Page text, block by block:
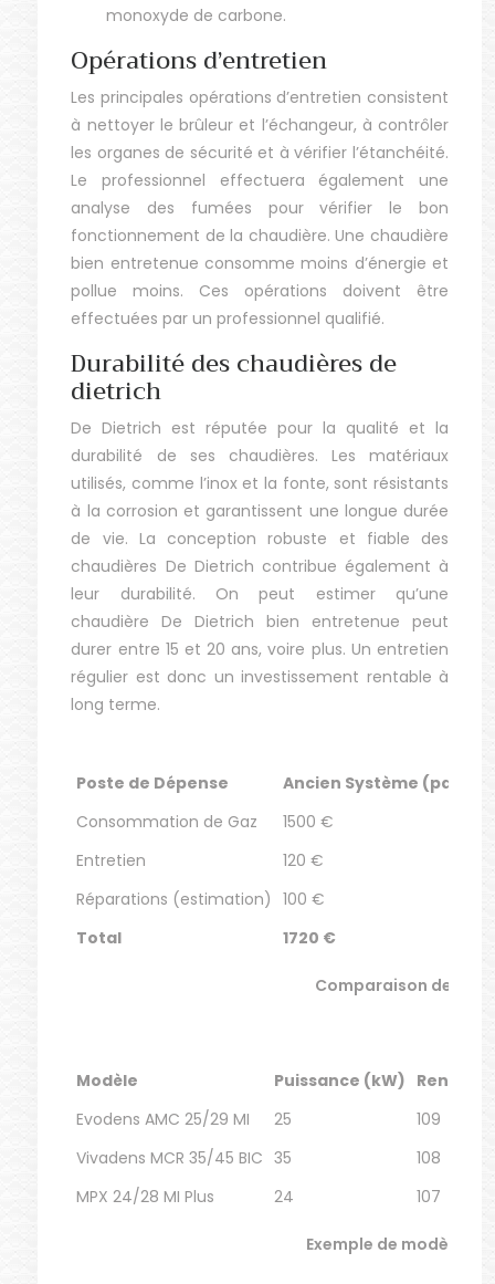
monoxyde de carbone.
Opérations d’entretien
Les principales opérations d’entretien consistent
à nettoyer le brûleur et l’échangeur, à contrôler
les organes de sécurité et à vérifier l’étanchéité.
Le professionnel effectuera également une
analyse des fumées pour vérifier le bon
fonctionnement de la chaudière. Une chaudière
bien entretenue consomme moins d’énergie et
pollue moins. Ces opérations doivent être
effectuées par un professionnel qualifié.
Durabilité des chaudières de
dietrich
De Dietrich est réputée pour la qualité et la
durabilité de ses chaudières. Les matériaux
utilisés, comme l’inox et la fonte, sont résistants
à la corrosion et garantissent une longue durée
de vie. La conception robuste et fiable des
chaudières De Dietrich contribue également à
leur durabilité. On peut estimer qu’une
chaudière De Dietrich bien entretenue peut
durer entre 15 et 20 ans, voire plus. Un entretien
régulier est donc un investissement rentable à
long terme.
Comparaison des
Poste de Dépense
Ancien Système (par an)
Consommation de Gaz
1500 €
Entretien
120 €
Réparations (estimation)
100 €
Total
1720 €
Exemple de modèles
Modèle Puissance (kW)
Evodens AMC 25/29 MI
25
109
Vivadens MCR 35/45 BIC 35
108
MPX 24/28 MI Plus
24 107